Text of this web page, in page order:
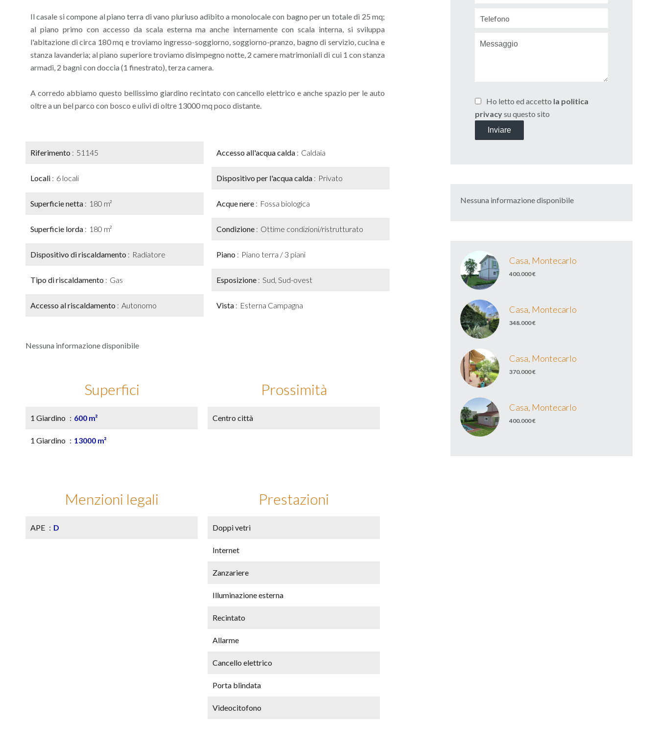
Il casale si compone al piano terra di vano pluriuso adibito a monolocale con bagno per un totale di 25 mq;
al piano primo con accesso da scala esterna ma anche internamente con scala interna, si sviluppa
l'abitazione di circa 180 mq e troviamo ingresso-soggiorno, soggiorno-pranzo, bagno di servizio, cucina e
stanza lavanderia; al piano superiore troviamo disimpegno notte, 2 camere matrimoniali di cui 1 con stanza
armadi, 2 bagni con doccia (1 finestrato), terza camera.
A corredo abbiamo questo bellissimo giardino recintato con cancello elettrico e anche spazio per le auto
oltre a un bel parco con bosco e ulivi di oltre 13000 mq poco distante.
Riferimento 51145
Locali 6 locali
Superficie netta 180 m²
Superficie lorda 180 m²
Dispositivo di riscaldamento Radiatore
Tipo di riscaldamento Gas
Accesso al riscaldamento Autonomo
Accesso all'acqua calda Caldaia
Dispositivo per l'acqua calda Privato
Acque nere Fossa biologica
Condizione Ottime condizioni/ristrutturato
Piano Piano terra / 3 piani
Esposizione Sud, Sud-ovest
Vista Esterna Campagna
Nessuna informazione disponibile
Superfici
1 Giardino 600 m²
1 Giardino 13000 m²
Prossimità
Centro città
Menzioni legali
APE D
Prestazioni
Doppi vetri
Internet
Zanzariere
Illuminazione esterna
Recintato
Allarme
Cancello elettrico
Porta blindata
Videocitofono
Ho letto ed accetto la politica
privacysu questo sito
Inviare
Nessuna informazione disponibile
Casa, Montecarlo
400.000 €
Casa, Montecarlo
348.000 €
Casa, Montecarlo
370.000 €
Casa, Montecarlo
400.000 €